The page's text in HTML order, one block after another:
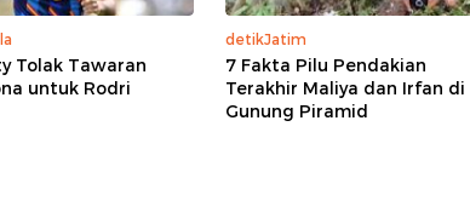
Tolak Tawaran
untuk Rodri
detikJatim
7 Fakta Pilu Pendakian
Terakhir Maliya dan Irfan di
Gunung Piramid